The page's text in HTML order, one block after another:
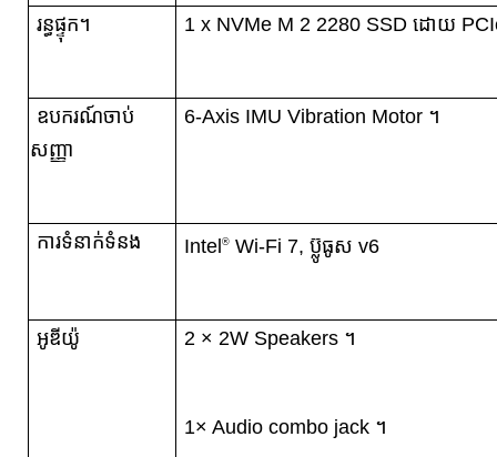
រន្ធផ្ទុក។ 1 x NVMe M 2 2280 SSD ដោយ
ឧបករណ៍ចាប់
សញ្ញា
6-Axis IMU Vibration Motor ។
ការទំនាក់ទំនង Intel ®Wi-Fi 7, ប៊្លូធូស v6
អូឌីយ៉ូ 2 × 2W Speakers ។
1× Audio combo jack ។